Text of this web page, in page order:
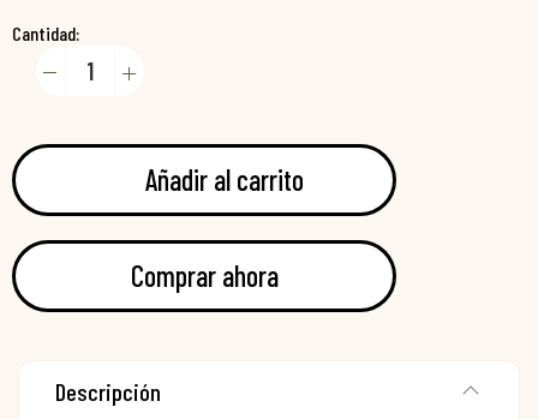
Cantidad:
Añadir al carrito
Comprar ahora
Descripción